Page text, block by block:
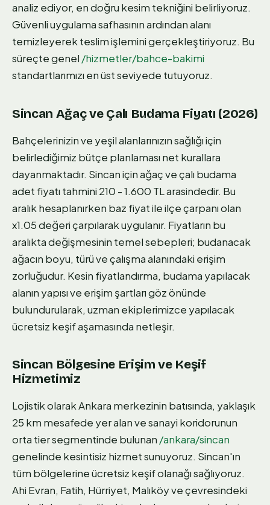
analiz ediyor, en doğru kesim tekniğini belirliyoruz.
Güvenli uygulama safhasının ardından alanı
temizleyerek teslim işlemini gerçekleştiriyoruz. Bu
süreçte genel /hizmetler/bahce-bakimi
standartlarımızı en üst seviyede tutuyoruz.
Sincan Ağaç ve Çalı Budama Fiyatı (2026)
Bahçelerinizin ve yeşil alanlarınızın sağlığı için
belirlediğimiz bütçe planlaması net kurallara
dayanmaktadır. Sincan için ağaç ve çalı budama
adet fiyatı tahmini 210 - 1.600 TL arasindedir. Bu
aralık hesaplanırken baz fiyat ile ilçe çarpanı olan
x1.05 değeri çarpılarak uygulanır. Fiyatların bu
aralıkta değişmesinin temel sebepleri; budanacak
ağacın boyu, türü ve çalışma alanındaki erişim
zorluğudur. Kesin fiyatlandırma, budama yapılacak
alanın yapısı ve erişim şartları göz önünde
bulundurularak, uzman ekiplerimizce yapılacak
ücretsiz keşif aşamasında netleşir.
Sincan Bölgesine Erişim ve Keşif
Hizmetimiz
Lojistik olarak Ankara merkezinin batısında, yaklaşık
25 km mesafede yer alan ve sanayi koridorunun
orta tier segmentinde bulunan /ankara/sincan
genelinde kesintisiz hizmet sunuyoruz. Sincan'ın
tüm bölgelerine ücretsiz keşif olanağı sağlıyoruz.
Ahi Evran, Fatih, Hürriyet, Malıköy ve çevresindeki